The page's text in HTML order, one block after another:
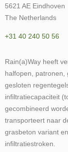
5621 AE Eindhoven
The Netherlands
+31 40 240 50 56
Rain(a)Way heeft
halfopen, patronen,
gesloten
infiltratiecapaciteit
gecombineerd
transporteert naar
grasbeton variant
infiltratiestroken.